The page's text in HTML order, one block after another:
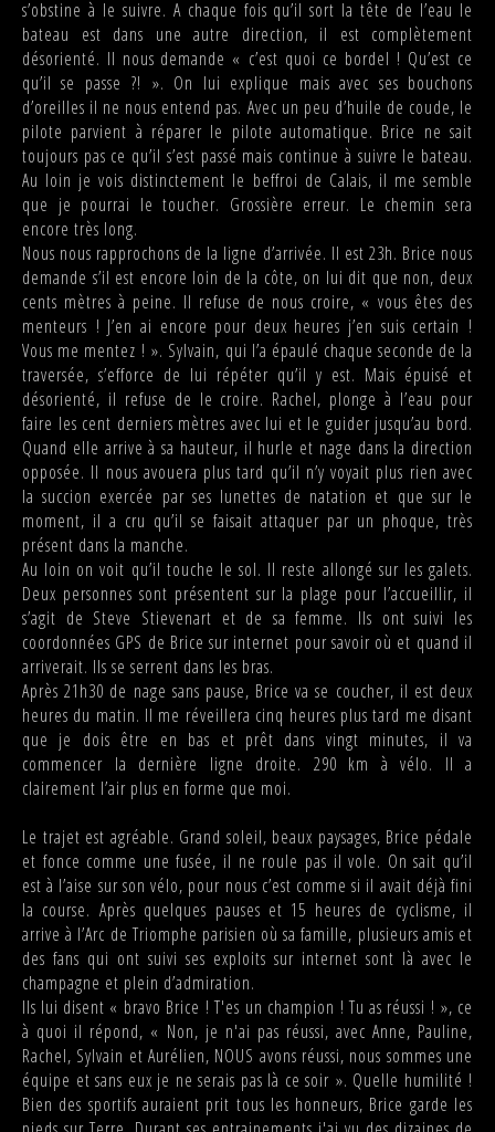
s’obstine à le suivre. A chaque fois qu’il sort la tête de l’eau le
bateau est dans une autre direction, il est complètement
désorienté. Il nous demande « c’est quoi ce bordel ! Qu’est ce
qu’il se passe ?! ». On lui explique mais avec ses bouchons
d’oreilles il ne nous entend pas. Avec un peu d’huile de coude, le
pilote parvient à réparer le pilote automatique. Brice ne sait
toujours pas ce qu’il s’est passé mais continue à suivre le bateau.
Au loin je vois distinctement le beffroi de Calais, il me semble
que je pourrai le toucher. Grossière erreur. Le chemin sera
encore très long.
Nous nous rapprochons de la ligne d’arrivée. Il est 23h. Brice nous
demande s’il est encore loin de la côte, on lui dit que non, deux
cents mètres à peine. Il refuse de nous croire, « vous êtes des
menteurs ! J’en ai encore pour deux heures j’en suis certain !
Vous me mentez ! ». Sylvain, qui l’a épaulé chaque seconde de la
traversée, s’efforce de lui répéter qu’il y est. Mais épuisé et
désorienté, il refuse de le croire. Rachel, plonge à l’eau pour
faire les cent derniers mètres avec lui et le guider jusqu’au bord.
Quand elle arrive à sa hauteur, il hurle et nage dans la direction
opposée. Il nous avouera plus tard qu’il n’y voyait plus rien avec
la succion exercée par ses lunettes de natation et que sur le
moment, il a cru qu’il se faisait attaquer par un phoque, très
présent dans la manche.
Au loin on voit qu’il touche le sol. Il reste allongé sur les galets.
Deux personnes sont présentent sur la plage pour l’accueillir, il
s’agit de Steve Stievenart et de sa femme. Ils ont suivi les
coordonnées GPS de Brice sur internet pour savoir où et quand il
arriverait. Ils se serrent dans les bras.
Après 21h30 de nage sans pause, Brice va se coucher, il est deux
heures du matin. Il me réveillera cinq heures plus tard me disant
que je dois être en bas et prêt dans vingt minutes, il va
commencer la dernière ligne droite. 290 km à vélo. Il a
clairement l’air plus en forme que moi.
Le trajet est agréable. Grand soleil, beaux paysages, Brice pédale
et fonce comme une fusée, il ne roule pas il vole. On sait qu’il
est à l’aise sur son vélo, pour nous c’est comme si il avait déjà fini
la course. Après quelques pauses et 15 heures de cyclisme, il
arrive à l’Arc de Triomphe parisien où sa famille, plusieurs amis et
des fans qui ont suivi ses exploits sur internet sont là avec le
champagne et plein d’admiration.
Ils lui disent « bravo Brice ! T'es un champion ! Tu as réussi ! », ce
à quoi il répond, « Non, je n'ai pas réussi, avec Anne, Pauline,
Rachel, Sylvain et Aurélien, NOUS avons réussi, nous sommes une
équipe et sans eux je ne serais pas là ce soir ». Quelle humilité !
Bien des sportifs auraient prit tous les honneurs, Brice garde les